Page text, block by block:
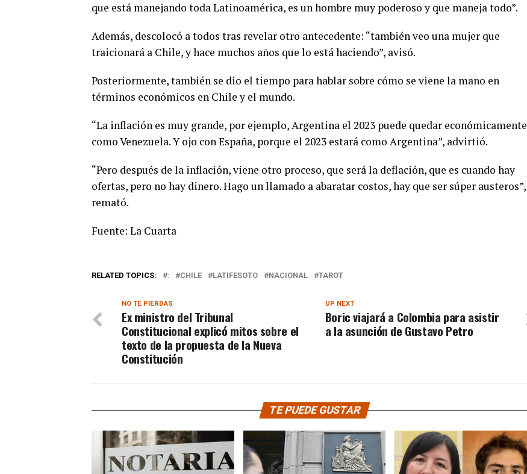
que está manejando toda Latinoamérica, es un hombre muy poderoso y que maneja todo”.
Además, descolocó a todos tras revelar otro antecedente: “también veo una mujer que
traicionará a Chile, y hace muchos años que lo está haciendo”, avisó.
Posteriormente, también se dio el tiempo para hablar sobre cómo se viene la mano en
términos económicos en Chile y el mundo.
“La inflación es muy grande, por ejemplo, Argentina el 2023 puede quedar económicamente
como Venezuela. Y ojo con España, porque el 2023 estará como Argentina”, advirtió.
“Pero después de la inflación, viene otro proceso, que será la deflación, que es cuando hay
ofertas, pero no hay dinero. Hago un llamado a abaratar costos, hay que ser súper austeros”,
remató.
Fuente: La Cuarta
RELATED TOPICS: : CHILE LATIFESOTO NACIONAL TAROT
UP NEXT
Boric viajará a Colombia para asistir
a la asunción de Gustavo Petro
NO TE PIERDAS
Ex ministro del Tribunal
Constitucional explicó mitos sobre el
texto de la propuesta de la Nueva
Constitución
TE PUEDE GUSTAR